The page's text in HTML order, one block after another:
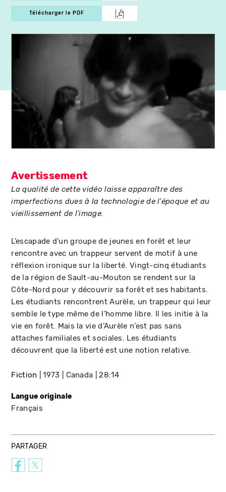
Télécharger le PDF
Avertissement
La qualité de cette vidéo laisse apparaître des
imperfections dues à la technologie de l'époque et au
vieillissement de l'image.
L’escapade d’un groupe de jeunes en forêt et leur
rencontre avec un trappeur servent de motif à une
réflexion ironique sur la liberté. Vingt-cinq étudiants
de la région de Sault-au-Mouton se rendent sur la
Côte-Nord pour y découvrir sa forêt et ses habitants.
Les étudiants rencontrent Aurèle, un trappeur qui leur
semble le type même de l’homme libre. Il les initie à la
vie en forêt. Mais la vie d’Aurèle n’est pas sans
attaches familiales et sociales. Les étudiants
découvrent que la liberté est une notion relative.
Fiction 1973 Canada 28:14
Langue originale
Français
PARTAGER